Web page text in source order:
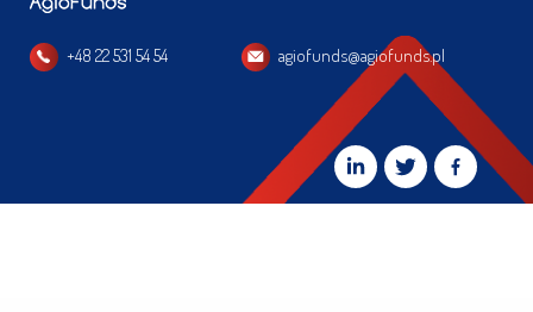
+48 22 531 54 54 agiofunds@agiofunds.pl